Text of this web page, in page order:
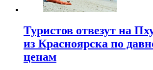
Туристов отвезут на
из Красноярска по
ценам